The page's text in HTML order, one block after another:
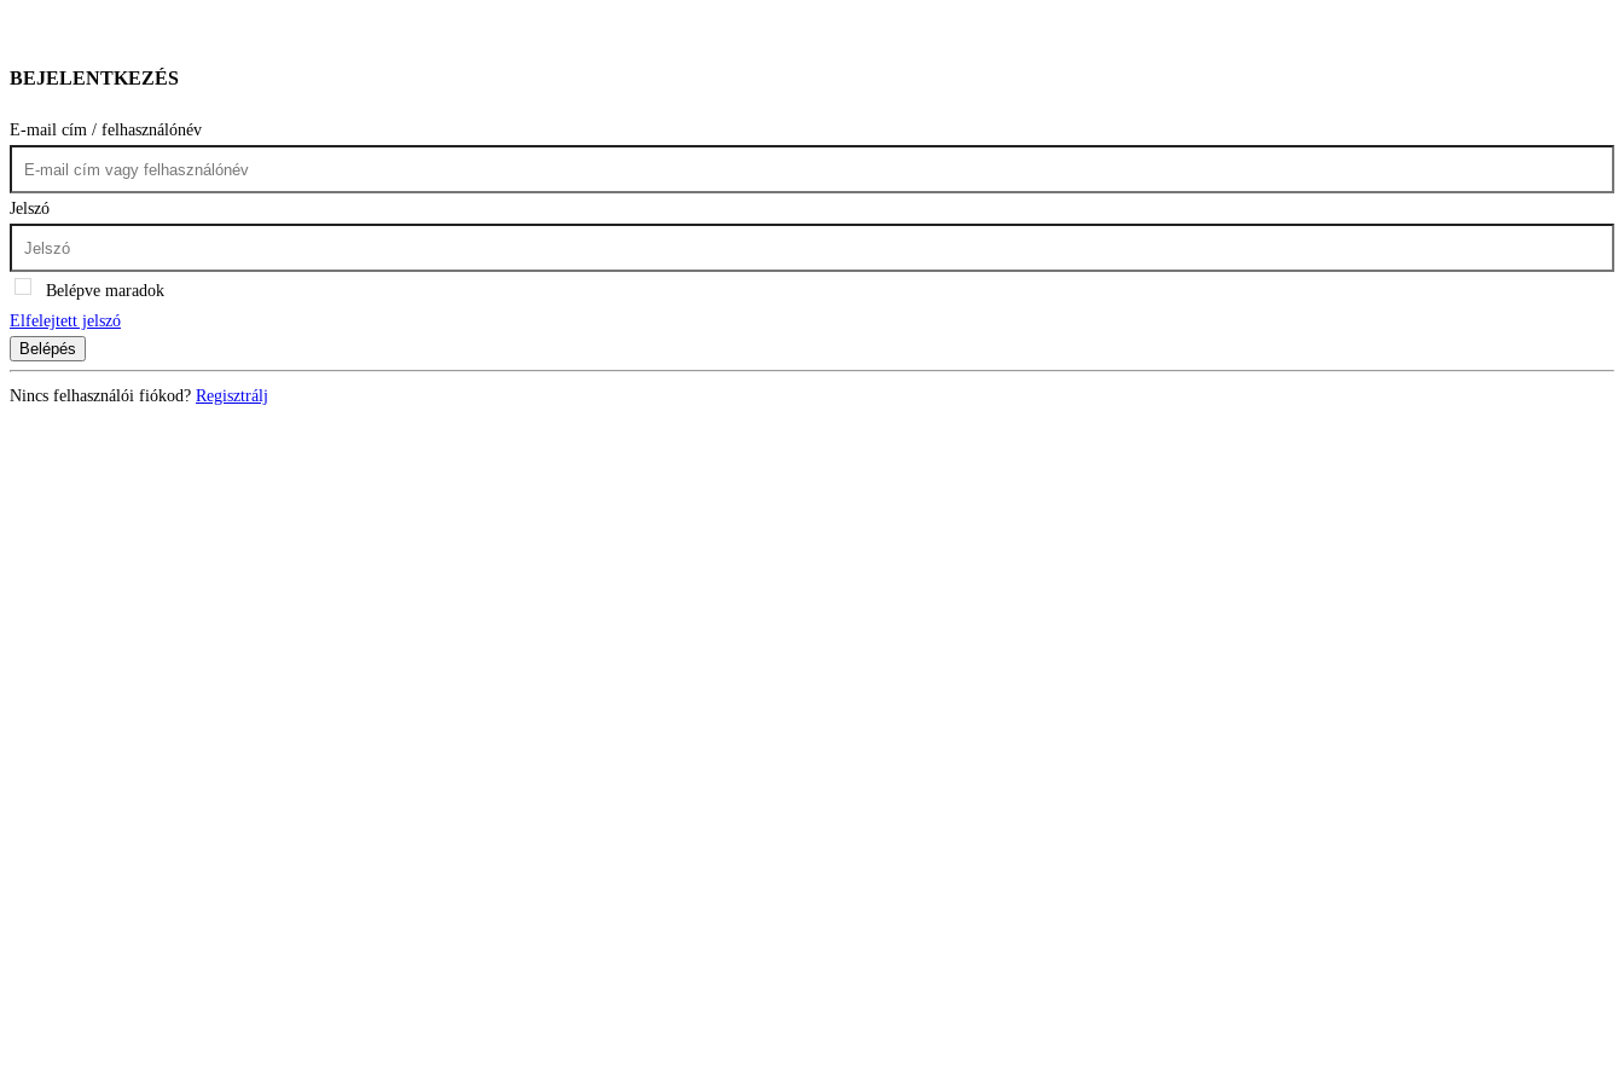
BEJELENTKEZÉS
E-mail cím / felhasználónév
Jelszó
Belépve maradok
Elfelejtett jelszó
Belépés
Nincs felhasználói fiókod? Regisztrálj